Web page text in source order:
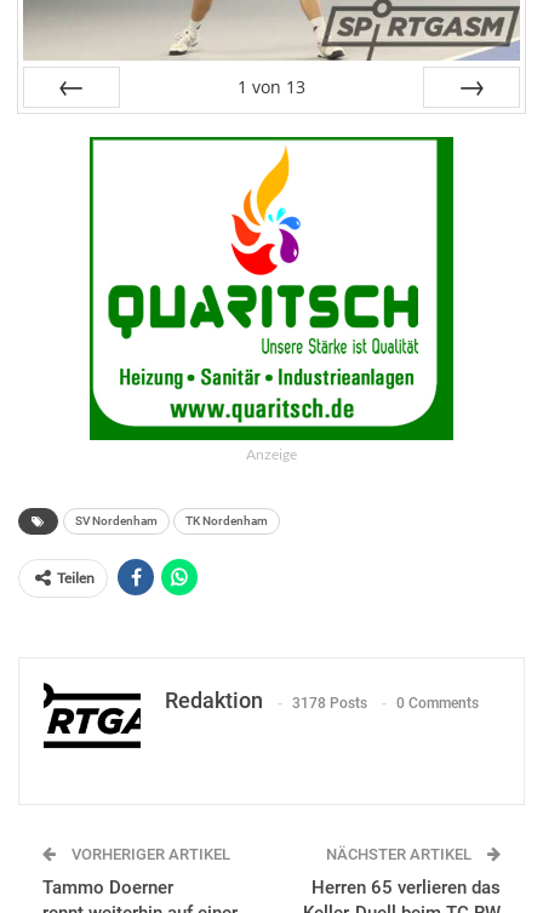
1 von 13
Anzeige
SV Nordenham TK Nordenham
Teilen
Redaktion 3178 Posts 0 Comments
VORHERIGER ARTIKEL
Tammo Doerner
NÄCHSTER ARTIKEL
Herren 65 verlieren das